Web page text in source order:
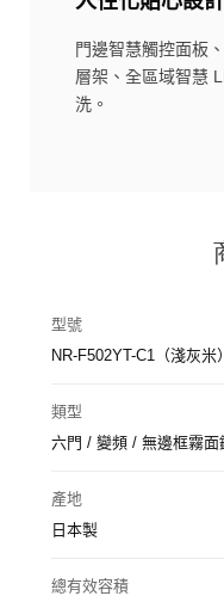
門邊智慧觸控面板
層架、全區域智慧
洗。
型號
NR-F502YT-C1（淺灰米）
類型
六門 / 變頻 / 無邊框霧面
產地
日本製
總有效容積